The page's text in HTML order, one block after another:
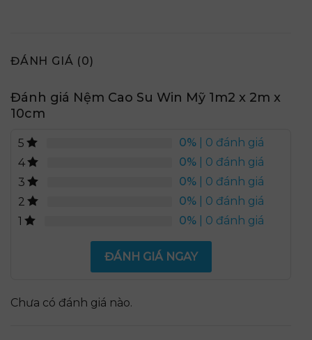
ĐÁNH GIÁ (0)
Đánh giá Nệm Cao Su Win Mỹ 1m2 x 2m x
10cm
5 0% | 0 đánh giá
4
0% | 0 đánh giá
3
0% | 0 đánh giá
2
0% | 0 đánh giá
1
0% | 0 đánh giá
ĐÁNH GIÁ NGAY
Chưa có đánh giá nào.